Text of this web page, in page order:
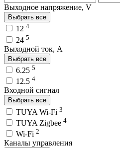
Выходное напряжение, V
Выбрать все
12 4
24 5
Выходной ток, A
Выбрать все
6.25 5
12.5 4
Входной сигнал
Выбрать все
TUYA Wi-Fi 3
TUYA Zigbee 4
Wi-Fi 2
Каналы управления